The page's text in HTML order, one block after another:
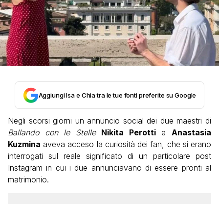
Aggiungi Isa e Chia tra le tue fonti preferite su Google
Negli scorsi giorni un annuncio social dei due maestri di
Ballando con le Stelle
Nikita PerottieAnastasia
Kuzmina aveva acceso la curiosità dei fan, che si erano
interrogati sul reale significato di un particolare post
Instagram in cui i due annunciavano di essere pronti al
matrimonio.